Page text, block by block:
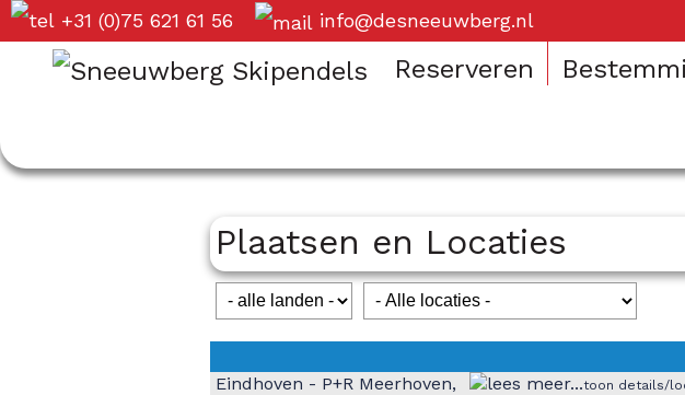
+31 (0)75 621 61 56 info@desneeuwberg.nl
Reserveren
Plaatsen en Locaties
Eindhoven - P+R Meerhoven,
toon details/